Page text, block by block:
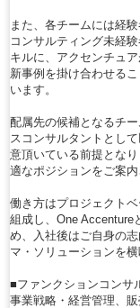
また、各チームには経
コンサルティング未経
キルに、アクセンチュ
新事例を掛け合わせる
います。
配属先の候補となるチ
スコンサルタントとし
意頂いている前提とな
適なポジションをご案内
働き方はプロジェクト
組成し、One Accenture
め、入社後はご自身の
マ・ソリューションを
■ファンクションコンサ
事業戦略・経営管理、